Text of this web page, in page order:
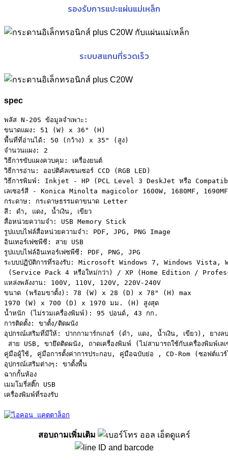
รองรับการแปะแผ่นแม่เหล็ก
ระบบสแกนที่รวดเร็ว
spec
พลัส N-20S ข้อมูลจำเพาะ:
ขนาดแผง: 51 (W) x 36" (H)
พื้นที่ที่อ่านได้: 50 (กว้าง) x 35" (สูง)
จำนวนแผง: 2
วิธีการขับแผงควบคุม: เครื่องยนต์
วิธีการอ่าน: ออปติคัลเซนเซอร์ CCD (RGB LED)
วิธีการพิมพ์: Inkjet - HP (PCL Level 3 DeskJet หรือ
เลเซอร์สี - Konica Minolta magicolor 1600W, 1680MF,
กระดาษ: กระดาษธรรมดาขนาด Letter
สี: ดำ, แดง, น้ำเงิน, เขียว
สื่อหน่วยความจำ: USB Memory Stick
รูปแบบไฟล์สื่อหน่วยความจำ: PDF, JPG, PNG Image
อินเทอร์เฟซพีซี: สาย USB
รูปแบบไฟล์อินเทอร์เฟซพีซี: PDF, PNG, JPG
ระบบปฏิบัติการที่รองรับ: Microsoft Windows 7, Windows Vista,
(Service Pack 4 หรือใหม่กว่า) / XP (Home Edition /
แหล่งพลังงาน: 100V, 110V, 120V, 220V-240V
ขนาด (พร้อมขาตั้ง): 78 (W) x 28 (D) x 78" (H) max
1970 (W) x 700 (D) x 1970 มม. (H) สูงสุด
น้ำหนัก (ไม่รวมเครื่องพิมพ์): 95 ปอนด์, 43 กก.
การติดตั้ง: ขาตั้ง/ติดผนัง
อุปกรณ์เสริมที่มีให้: ปากกามาร์กเกอร์ (ดำ, แดง, น้ำเงิน, เขียว), ยางล
สาย USB, ขายึดติดผนัง, ถาดเครื่องพิมพ์ (ไม่สามารถใช้กับเครื่องพิมพ์
คู่มือผู้ใช้, คู่มือการตั้งค่าการประกอบ, คู่มือฉบับย่อ , CD-Rom (ซอฟต์แวร์โ
อุปกรณ์เสริมต่างๆ: ขาตั้งพื้น
ฉากกั้นห้อง
เมมโมรี่สติ๊ก USB
เครื่องพิมพ์ที่รองรับ
สอบถามเพิ่มเติม